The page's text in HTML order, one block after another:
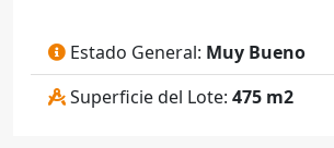
Estado General: Muy Bueno
Superficie del Lote: 475 m2